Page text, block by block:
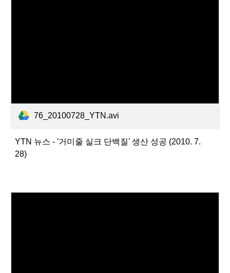
76_20100728_YTN.avi
YTN 뉴스 - '거미줄 실크 단백질' 생산 성공 (2010. 7.
28)